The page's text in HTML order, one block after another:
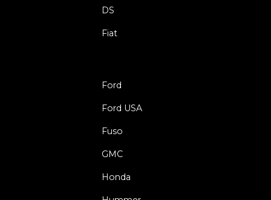
DS
Fiat
Ford
Ford USA
Fuso
GMC
Honda